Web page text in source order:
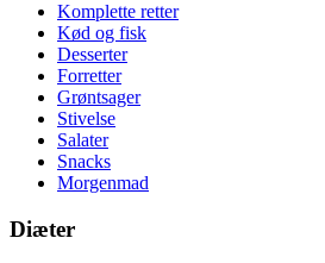
Komplette retter
Kød og fisk
Desserter
Forretter
Grøntsager
Stivelse
Salater
Snacks
Morgenmad
Diæter